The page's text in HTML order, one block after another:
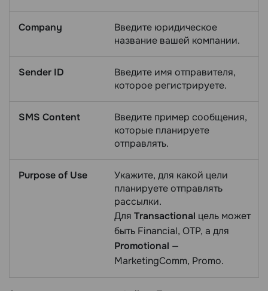
Company
Введите юридическое
название вашей компании.
Sender ID
Введите имя отправителя,
которое регистрируете.
SMS Content
Введите пример сообщения,
которые планируете
отправлять.
Purpose of Use
Укажите, для какой цели
планируете отправлять
рассылки.
Для Transactional цель может
быть Financial, OTP, а для
Promotional —
MarketingComm, Promo.